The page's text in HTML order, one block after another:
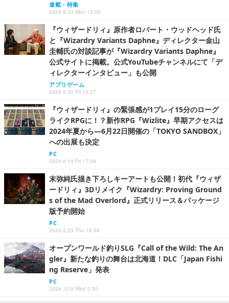
連載・特集
2024.9.23 Mon 12:00
『ウィザードリィ』原作者ロバート・ウッドヘッド氏
と『Wizardry Variants Daphne』ディレクター金山
圭輔氏の対談記事が『Wizardry Variants Daphne』
公式サイトに掲載。公式YouTubeチャンネルにて「デ
ィレクターインタビュー」も公開
アプリゲーム
2024.9.20 Fri 12:27
『ウィザードリィ』の緊張感が1プレイ15分のローグ
ライクRPGに！？新作RPG『Wizlite』早期アクセスは
2024年夏から―6月22日開催の「TOKYO SANDBOX」
への出展も決定
PC
2024.6.14 Fri 17:09
末弥純氏描き下ろしキーアートも公開！初代『ウィザ
ードリィ』3Dリメイク『Wizardry: Proving Ground
s of the Mad Overlord』正式リリース＆パッケージ
版予約開始
PC
2024.5.23 Thu 16:30
オープンワールド釣りSLG『Call of the Wild: The An
gler』新たな釣りの舞台は北海道！DLC「Japan Fishi
ng Reserve」発表
PC
2024.10.9 Wed 0:30